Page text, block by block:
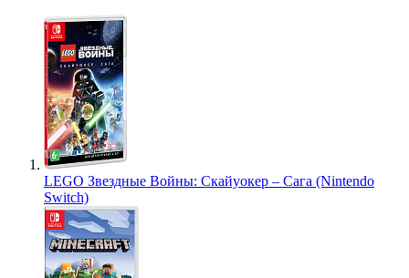
LEGO Звездные Войны: Скайуокер – Сага (Nintendo
Switch)